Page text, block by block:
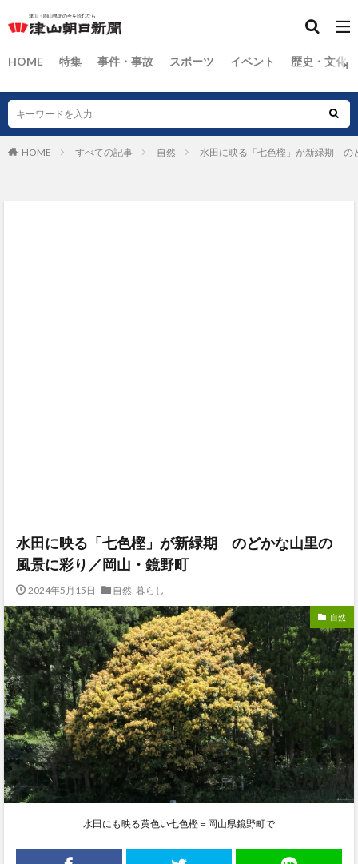
HOME 特集 事件・事故 スポーツ イベント 歴史・文化
HOME すべての記事 自然 水田に映る「七色樫」が新緑期 の
水田に映る「七色樫」が新緑期 のどかな山里の
風景に彩り／岡山・鏡野町
2024年5月15日 自然, 暮らし
自然
水田にも映る黄色い七色樫＝岡山県鏡野町で